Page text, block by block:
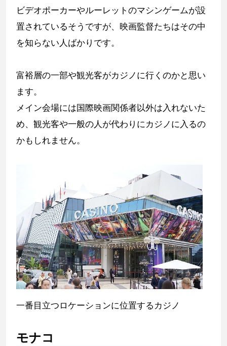
ビデオポーカーやルーレットのマシンゲームが設
置されているそうですが、映画監督たちはその中
を知らない人ばかりです。
富裕層の一部や観光客がカジノに行くのかと思い
ます。
メイン会場には国際映画関係者以外は入れないた
め、観光客や一般の人が代わりにカジノに入るの
かもしれません。
一番目立つロケーションに位置するカジノ
モナコ